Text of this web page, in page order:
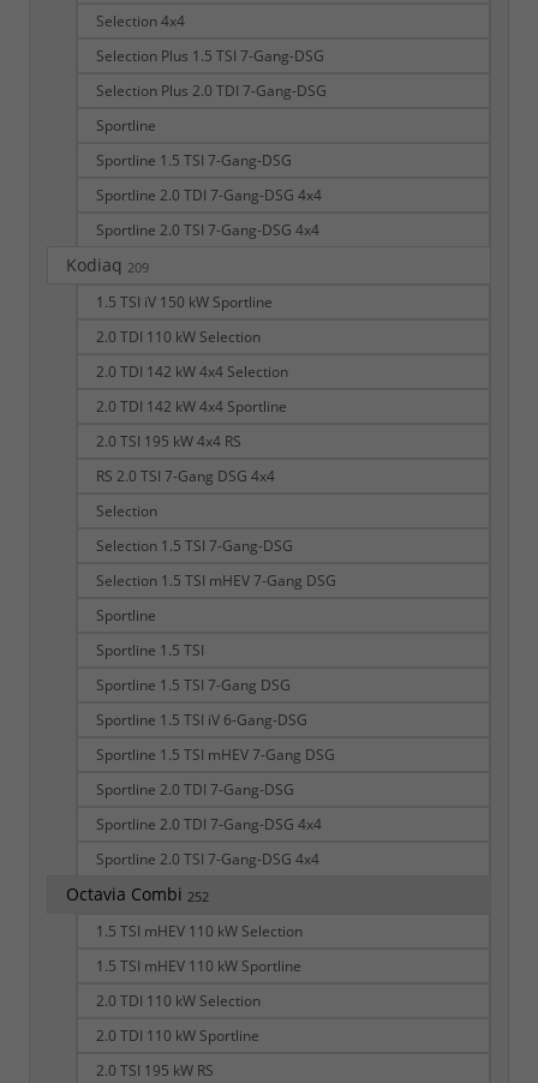
Selection 4x4
Selection Plus 1.5 TSI 7-Gang-DSG
Selection Plus 2.0 TDI 7-Gang-DSG
Sportline
Sportline 1.5 TSI 7-Gang-DSG
Sportline 2.0 TDI 7-Gang-DSG 4x4
Sportline 2.0 TSI 7-Gang-DSG 4x4
Kodiaq 209
1.5 TSI iV 150 kW Sportline
2.0 TDI 110 kW Selection
2.0 TDI 142 kW 4x4 Selection
2.0 TDI 142 kW 4x4 Sportline
2.0 TSI 195 kW 4x4 RS
RS 2.0 TSI 7-Gang DSG 4x4
Selection
Selection 1.5 TSI 7-Gang-DSG
Selection 1.5 TSI mHEV 7-Gang DSG
Sportline
Sportline 1.5 TSI
Sportline 1.5 TSI 7-Gang DSG
Sportline 1.5 TSI iV 6-Gang-DSG
Sportline 1.5 TSI mHEV 7-Gang DSG
Sportline 2.0 TDI 7-Gang-DSG
Sportline 2.0 TDI 7-Gang-DSG 4x4
Sportline 2.0 TSI 7-Gang-DSG 4x4
Octavia Combi 252
1.5 TSI mHEV 110 kW Selection
1.5 TSI mHEV 110 kW Sportline
2.0 TDI 110 kW Selection
2.0 TDI 110 kW Sportline
2.0 TSI 195 kW RS